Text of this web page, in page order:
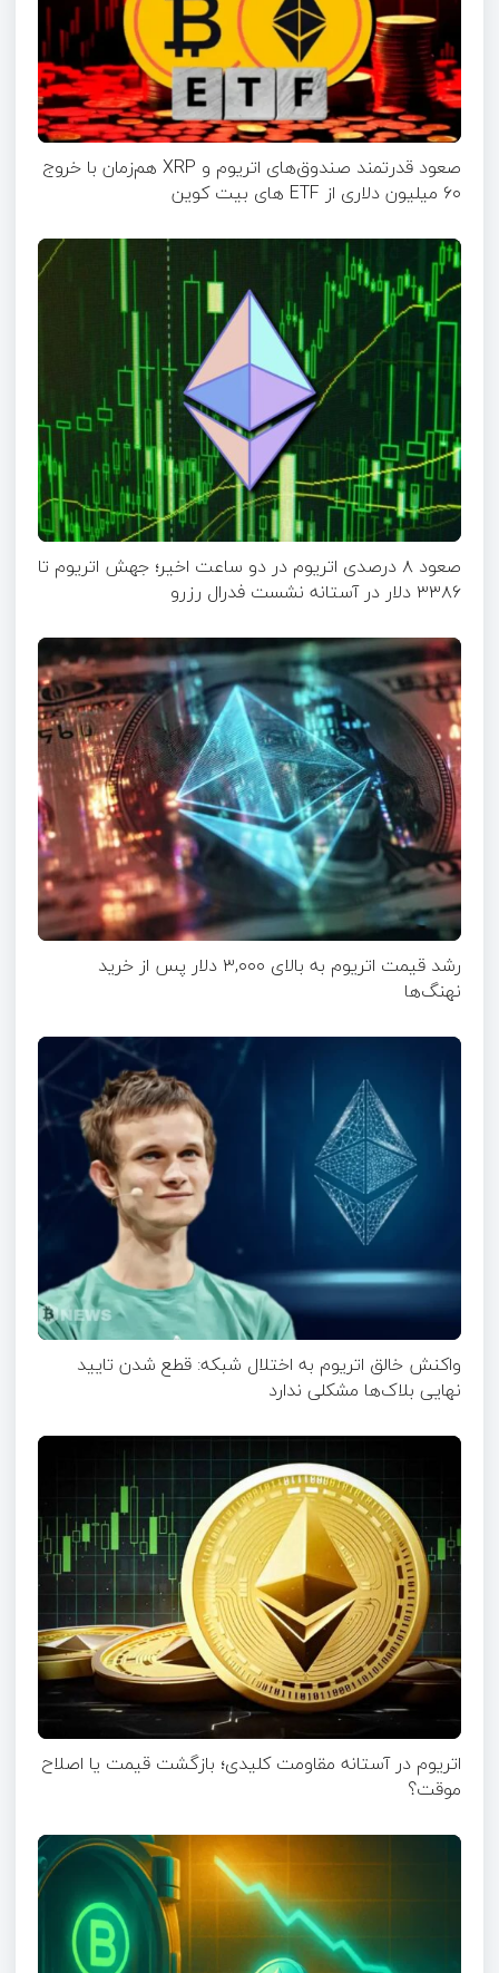
صعود قدرتمند صندوق‌های اتریوم و XRP هم‌زمان با خروج
۶۰ میلیون دلاری از ETF‌ های بیت کوین
صعود ۸ درصدی اتریوم در دو ساعت اخیر؛ جهش اتریوم تا
۳۳۸۶ دلار در آستانه نشست فدرال رزرو
رشد قیمت اتریوم به بالای ۳,۰۰۰ دلار پس از خرید
نهنگ‌ها
واکنش خالق اتریوم به اختلال شبکه: قطع شدن تایید
نهایی بلاک‌ها مشکلی ندارد
اتریوم در آستانه مقاومت کلیدی؛ بازگشت قیمت یا اصلاح
موقت؟